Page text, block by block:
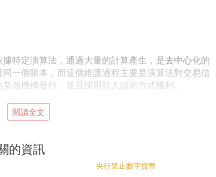
特定演算法，通過大量的計算產生，是去中心化的
一個賬本，而這個維護過程主要是演算法對交易信
個機構發行，並且採用拉人頭的方式獲利。
規模後逐漸由第三方建立交易所來完成交易。而傳
護。其總量限制的參數和方式，均顯示在開源代碼
閱讀全文
的資訊
央行禁止數字貨幣